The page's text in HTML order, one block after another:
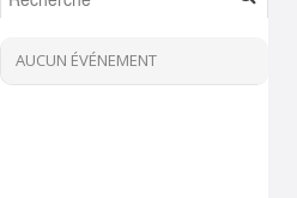
AUCUN ÉVÉNEMENT